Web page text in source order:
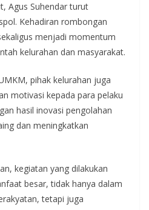
Agus Suhendar turut
Kehadiran rombongan
menjadi momentum
kelurahan dan masyarakat.
pihak kelurahan juga
motivasi kepada para pelaku
hasil inovasi pengolahan
dan meningkatkan
kegiatan yang dilakukan
besar, tidak hanya dalam
tetapi juga